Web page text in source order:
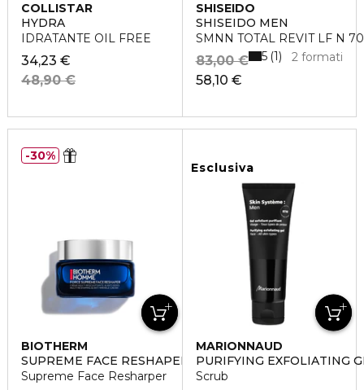
COLLISTAR
HYDRA
IDRATANTE OIL FREE
34,23 €
48,90 €
SHISEIDO
SHISEIDO MEN
SMNN TOTAL REVIT LF N
58,10 €
83,00 € 2 formati
5 1
BIOTHERM
SUPREME FACE RESHAPER
Supreme Face Resharper
30%
Esclusiva
MARIONNAUD
PURIFYING EXFOLIATING
Scrub